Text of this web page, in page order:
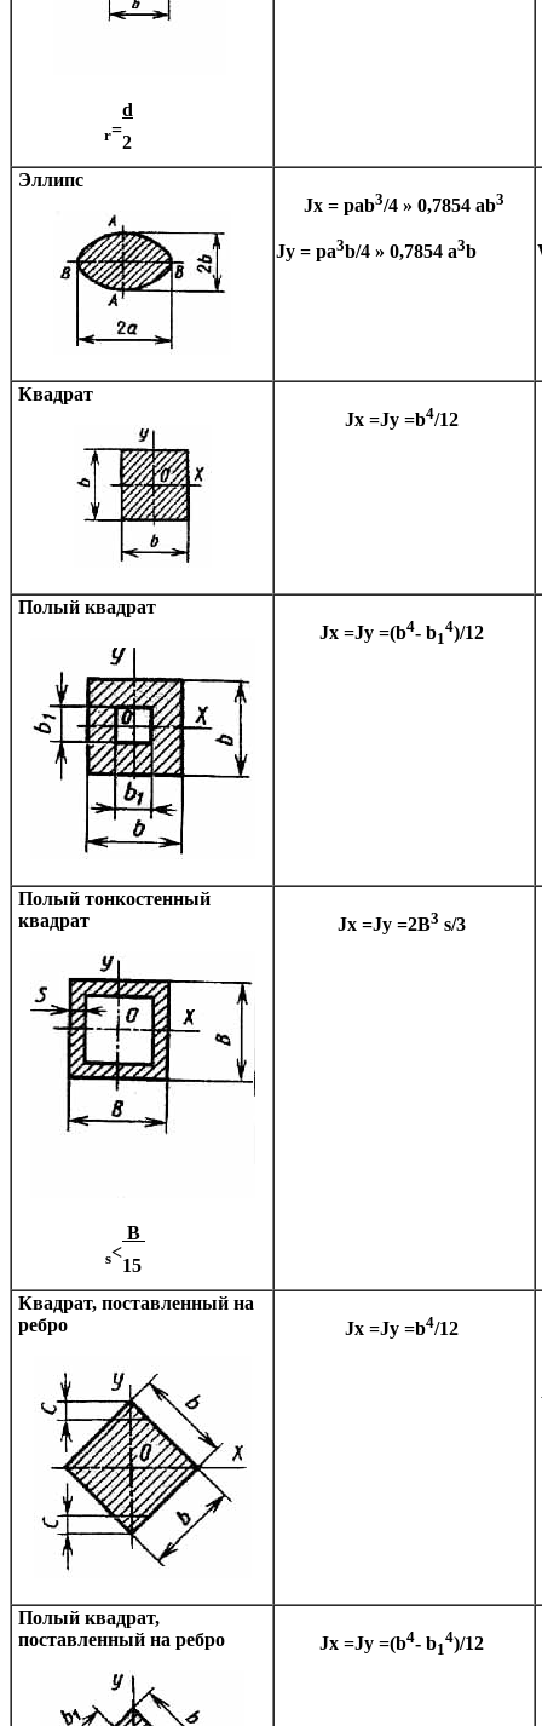
r=
d
2
Эллипс
Jx = pab3/4 » 0,7854 ab3
Jy = pa3b/4 » 0,7854 a3b
Квадрат
Jx =Jy =b4/12
Полый квадрат
Jx =Jy =(b4- b1
4)/12
Полый тонкостенный
квадрат
s<
B
15
Jx =Jy =2B3 s/3
Квадрат, поставленный на
ребро
Jx =Jy =b4/12
Полый квадрат,
поставленный на ребро
Jx =Jy =(b4- b1
4)/12